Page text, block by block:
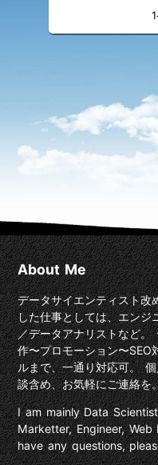
1
About Me
データサイエンティスト改
した仕事としては、エンジ
／データアナリストなど。
作〜プロモーション〜SEO
ルまで、一通り対応可。
談含め、お気軽にご連絡を
I am mainly Data
Marketter, Engineer,
have any questions,